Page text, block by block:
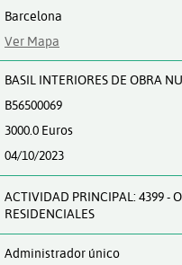
Barcelona
Ver Mapa
BASIL INTERIORES DE OBRA
B56500069
3000.0 Euros
04/10/2023
ACTIVIDAD PRINCIPAL: 4399 -
RESIDENCIALES
Administrador único